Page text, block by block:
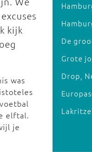
kijk
was
elftal.
je
De
Grote
Drop,